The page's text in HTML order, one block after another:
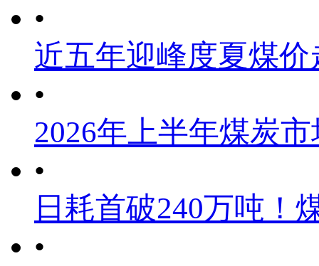
•
近五年迎峰度夏煤价
•
2026年上半年煤炭
•
日耗首破240万吨！
•